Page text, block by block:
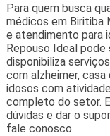
Para quem busca
médicos em Biritiba
e atendimento para
Repouso Ideal pode
disponibiliza
com alzheimer,
idosos com
completo do setor.
dúvidas e dar o
fale conosco.